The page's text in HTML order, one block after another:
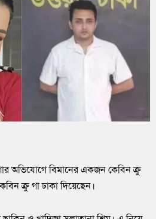
অভিযোগে বিমানের একজন কেবিন ক্রু
ক্রু গা ঢাকা দিয়েছেন।